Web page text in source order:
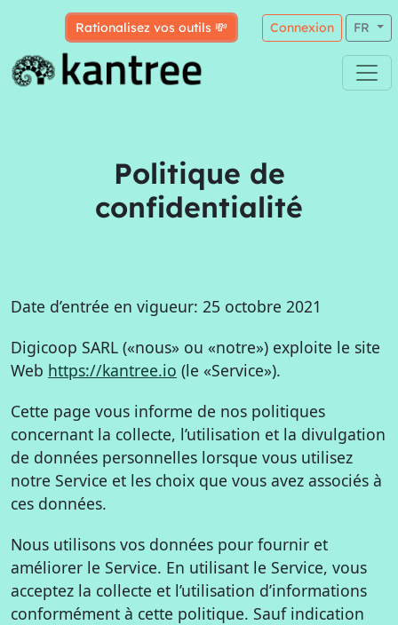
Rationalisez vos outils 💸 Connexion FR
Politique de
confidentialité
Date d’entrée en vigueur: 25 octobre 2021
Digicoop SARL («nous» ou «notre») exploite le site
Web https://kantree.io (le «Service»).
Cette page vous informe de nos politiques
concernant la collecte, l’utilisation et la divulgation
de données personnelles lorsque vous utilisez
notre Service et les choix que vous avez associés à
ces données.
Nous utilisons vos données pour fournir et
améliorer le Service. En utilisant le Service, vous
acceptez la collecte et l’utilisation d’informations
conformément à cette politique. Sauf indication